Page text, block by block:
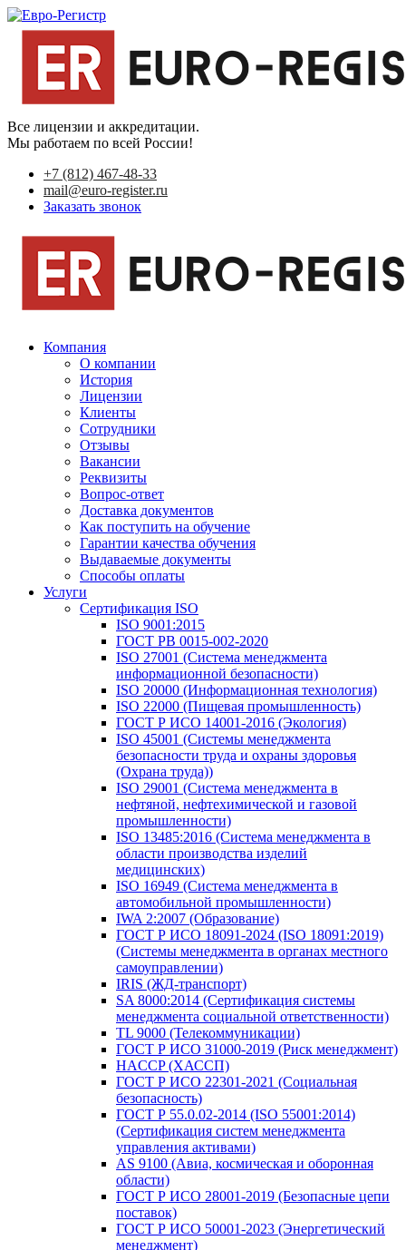
Все лицензии и аккредитации.
Мы работаем по всей России!
+7 (812) 467-48-33
mail@euro-register.ru
Заказать звонок
Компания
О компании
История
Лицензии
Клиенты
Сотрудники
Отзывы
Вакансии
Реквизиты
Вопрос-ответ
Доставка документов
Как поступить на обучение
Гарантии качества обучения
Выдаваемые документы
Способы оплаты
Услуги
Сертификация ISO
ISO 9001:2015
ГОСТ РВ 0015-002-2020
ISO 27001 (Система менеджмента
информационной безопасности)
ISO 20000 (Информационная технология)
ISO 22000 (Пищевая промышленность)
ГОСТ Р ИСО 14001-2016 (Экология)
ISO 45001 (Системы менеджмента
безопасности труда и охраны здоровья
(Охрана труда))
ISO 29001 (Система менеджмента в
нефтяной, нефтехимической и газовой
промышленности)
ISO 13485:2016 (Система менеджмента в
области производства изделий
медицинских)
ISO 16949 (Система менеджмента в
автомобильной промышленности)
IWA 2:2007 (Образование)
ГОСТ Р ИСО 18091-2024 (ISO 18091:2019)
(Системы менеджмента в органах местного
самоуправлении)
IRIS (ЖД-транспорт)
SA 8000:2014 (Сертификация системы
менеджмента социальной ответственности)
TL 9000 (Телекоммуникации)
ГОСТ Р ИСО 31000-2019 (Риск менеджмент)
HACCP (ХАССП)
ГОСТ Р ИСО 22301-2021 (Социальная
безопасность)
ГОСТ Р 55.0.02-2014 (ISO 55001:2014)
(Сертификация систем менеджмента
управления активами)
AS 9100 (Авиа, космическая и оборонная
области)
ГОСТ Р ИСО 28001-2019 (Безопасные цепи
поставок)
ГОСТ Р ИСО 50001-2023 (Энергетический
менеджмент)